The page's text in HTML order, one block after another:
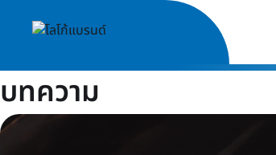
บทความ